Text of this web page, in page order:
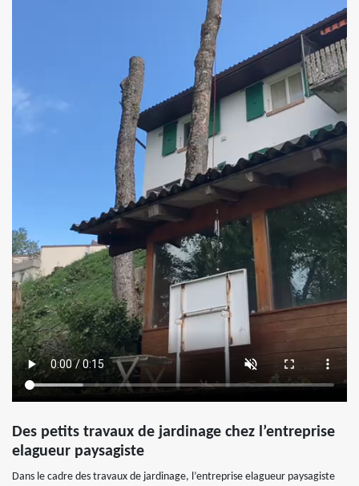
Des petits travaux de jardinage chez l’entreprise
elagueur paysagiste
Dans le cadre des travaux de jardinage, l’entreprise elagueur paysagiste